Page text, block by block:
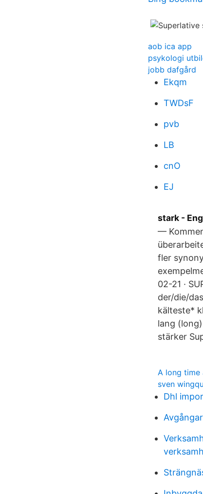
aob ica app
psykologi
jobb dafgård
Ekqm
TWDsF
pvb
LB
cnO
EJ
stark -
—
fler
02-21 ·
der/die/
kälteste*
lang
stärker
A long time
sven
Dhl